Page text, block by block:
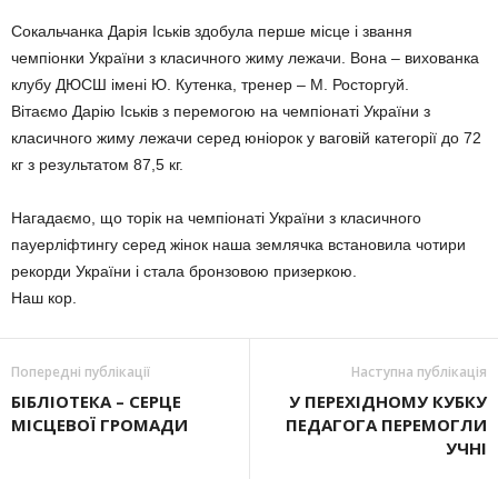
Сокальчанка Дарія Іськів здобула перше місце і звання
чемпіонки України з класичного жиму лежачи. Вона – вихованка
клубу ДЮСШ імені Ю. Кутенка, тренер – М. Росторгуй.
Вітаємо Дарію Іськів з перемогою на чемпіонаті України з
класичного жиму лежачи серед юніорок у ваговій категорії до 72
кг з результатом 87,5 кг.
Нагадаємо, що торік на чемпіонаті України з класичного
пауерліфтингу серед жінок наша землячка встановила чотири
рекорди України і стала бронзовою призеркою.
Наш кор.
Попередні публікації
БІБЛІОТЕКА – СЕРЦЕ
МІСЦЕВОЇ ГРОМАДИ
Наступна публікація
У ПЕРЕХІДНОМУ КУБКУ
ПЕДАГОГА ПЕРЕМОГЛИ
УЧНІ